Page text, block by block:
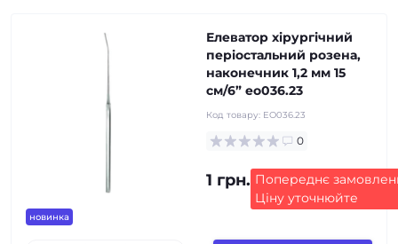
новинка
Елеватор хірургічний
періостальний розена,
наконечник 1,2 мм 15
см/6” eo036.23
Код товару: EO036.23
0
1 грн. Попереднє
Ціну уточнюйте